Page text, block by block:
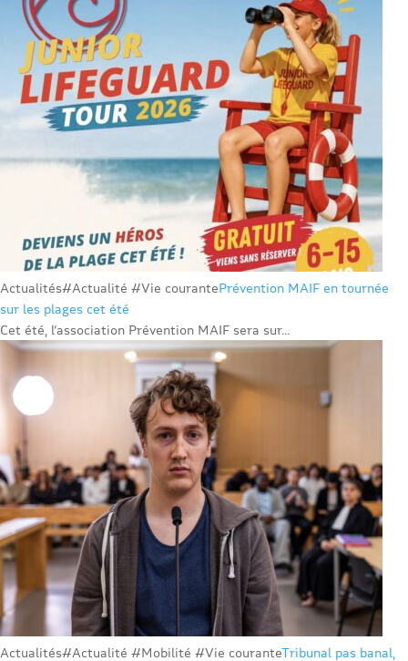
Actualités#Actualité #Vie courantePrévention MAIF en tournée
sur les plages cet été
Cet été, l’association Prévention MAIF sera sur...
Actualités#Actualité #Mobilité #Vie couranteTribunal pas banal,